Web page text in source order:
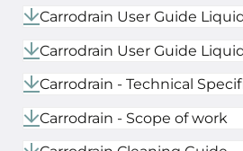
Carrodrain User Guide
Carrodrain User Guide
Carrodrain - Technical
Carrodrain - Scope of work